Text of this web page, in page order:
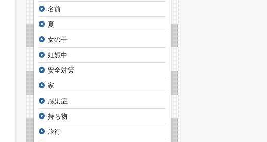
名前
夏
女の子
妊娠中
安全対策
家
感染症
持ち物
旅行